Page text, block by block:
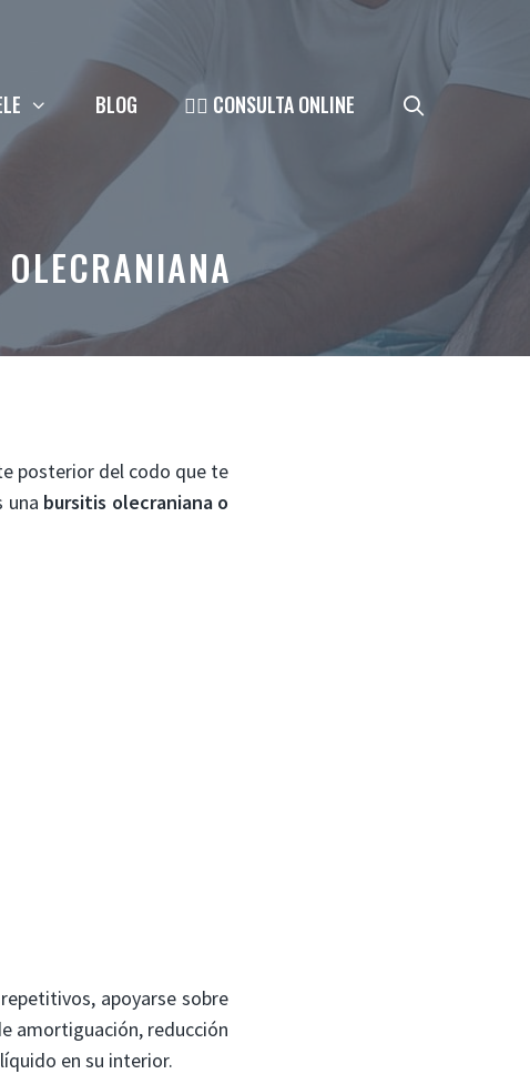
BLOG 👨‍⚕️ CONSULTA ONLINE
posterior del codo que te
una bursitis olecraniana o
apoyarse sobre
amortiguación, reducción
en su interior.